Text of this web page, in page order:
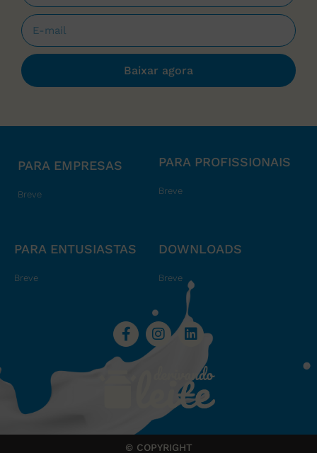
Baixar agora
PARA EMPRESAS
Breve
PARA PROFISSIONAIS
Breve
PARA ENTUSIASTAS
Breve
DOWNLOADS
Breve
© COPYRIGHT